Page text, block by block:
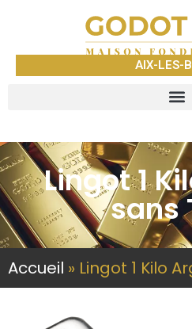
AIX-LES-
Lingot 1
sans
Accueil » Lingot 1 Kilo